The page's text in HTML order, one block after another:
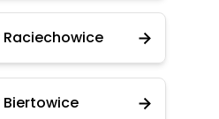
Raciechowice
Biertowice